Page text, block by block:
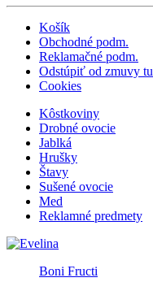
Košík
Obchodné podm.
Reklamačné podm.
Odstúpiť od zmuvy tu
Cookies
Kôstkoviny
Drobné ovocie
Jablká
Hrušky
Štavy
Sušené ovocie
Med
Reklamné predmety
Boni Fructi